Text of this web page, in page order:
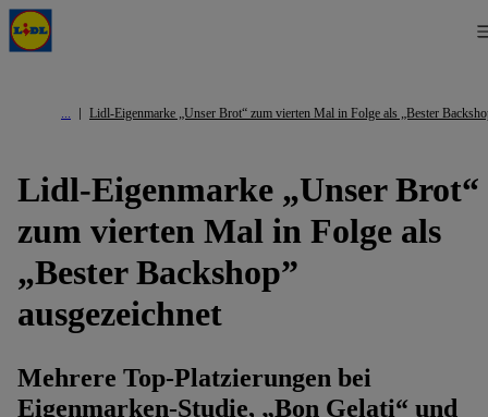
Lidl-Eigenmarke „Unser Brot“ zum vierten Mal in Folge als „Bester
Lidl-Eigenmarke „Unser Brot“
zum vierten Mal in Folge als
„Bester Backshop”
ausgezeichnet
Mehrere Top-Platzierungen bei
Eigenmarken-Studie, „Bon Gelati“ und